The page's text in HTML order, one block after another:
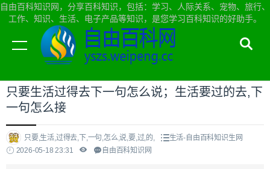
自由百科知识网，分享百科知识，包括：学习、人际关系、宠物、旅行、
工作、知识、生活、电子产品等知识，是您学习百科知识的好助手。
当前位置：自由百科知识网首页>生活
只要生活过得去下一句怎么说；生活要过的去,下
一句怎么接
只要,生活,过得去,下,一句,怎么,说,要,过,的,
生活-自由百科知识生网
2026-05-18 23:31
自由百科知识网